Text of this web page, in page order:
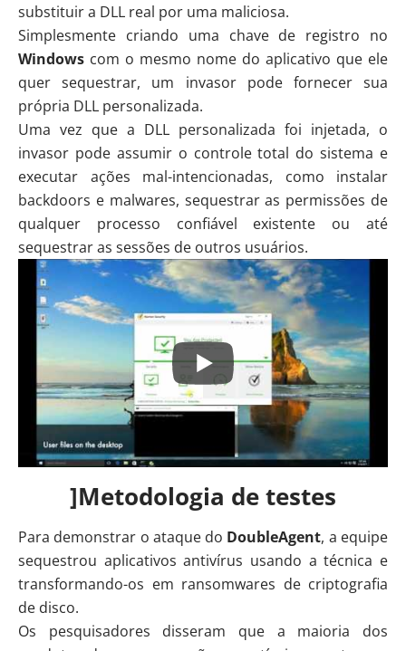
substituir a DLL real por uma maliciosa.
Simplesmente criando uma chave de registro no
Windows com o mesmo nome do aplicativo que ele
quer sequestrar, um invasor pode fornecer sua
própria DLL personalizada.
Uma vez que a DLL personalizada foi injetada, o
invasor pode assumir o controle total do sistema e
executar ações mal-intencionadas, como instalar
backdoors e malwares, sequestrar as permissões de
qualquer processo confiável existente ou até
sequestrar as sessões de outros usuários.
]Metodologia de testes
Para demonstrar o ataque do DoubleAgent, a equipe
sequestrou aplicativos antivírus usando a técnica e
transformando-os em ransomwares de criptografia
de disco.
Os pesquisadores disseram que a maioria dos